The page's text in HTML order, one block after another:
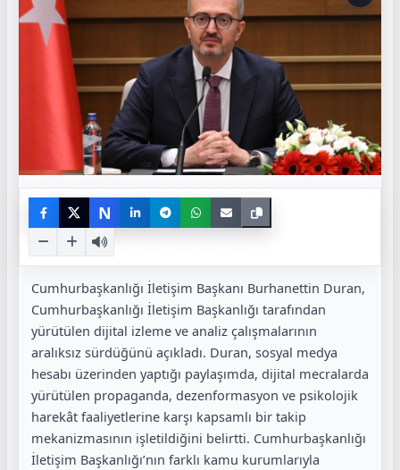
N
Cumhurbaşkanlığı İletişim Başkanı Burhanettin Duran,
Cumhurbaşkanlığı İletişim Başkanlığı tarafından
yürütülen dijital izleme ve analiz çalışmalarının
aralıksız sürdüğünü açıkladı. Duran, sosyal medya
hesabı üzerinden yaptığı paylaşımda, dijital mecralarda
yürütülen propaganda, dezenformasyon ve psikolojik
harekât faaliyetlerine karşı kapsamlı bir takip
mekanizmasının işletildiğini belirtti. Cumhurbaşkanlığı
İletişim Başkanlığı’nın farklı kamu kurumlarıyla